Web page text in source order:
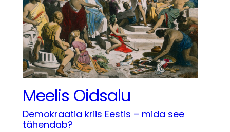
Meelis Oidsalu
Demokraatia kriis Eestis – mida see
tähendab?